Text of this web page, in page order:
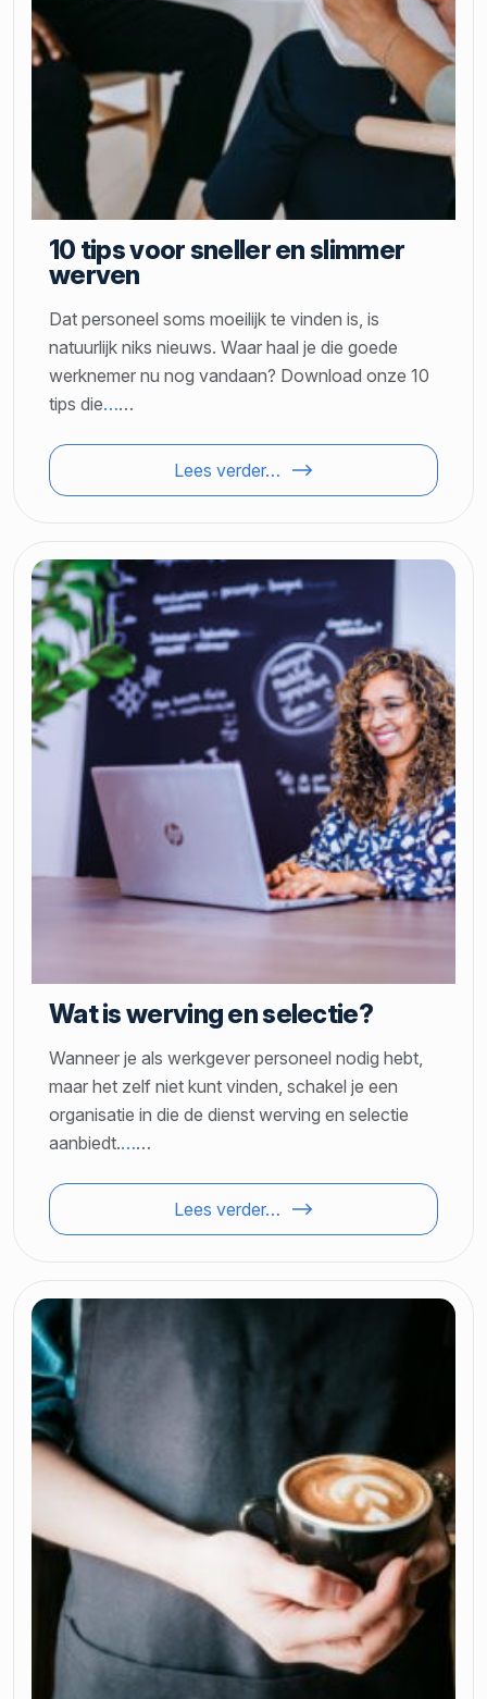
10 tips voor sneller en slimmer
werven
Dat personeel soms moeilijk te vinden is, is
natuurlijk niks nieuws. Waar haal je die goede
werknemer nu nog vandaan? Download onze 10
tips die……
Lees verder…
Wat is werving en selectie?
Wanneer je als werkgever personeel nodig hebt,
maar het zelf niet kunt vinden, schakel je een
organisatie in die de dienst werving en selectie
aanbiedt.……
Lees verder…